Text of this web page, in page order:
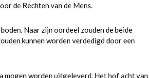
de Rechten van de Mens.
Naar zijn oordeel zouden de beide
kunnen worden verdedigd door een
mogen worden uitgeleverd. Het hof acht van